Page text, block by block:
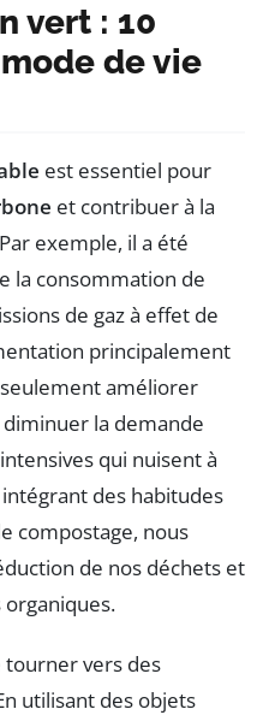
vert : 10
de vie
est essentiel pour
et contribuer à la
exemple, il a été
la consommation de
de gaz à effet de
principalement
améliorer
la demande
qui nuisent à
des habitudes
compostage, nous
de nos déchets et
tourner vers des
utilisant des objets